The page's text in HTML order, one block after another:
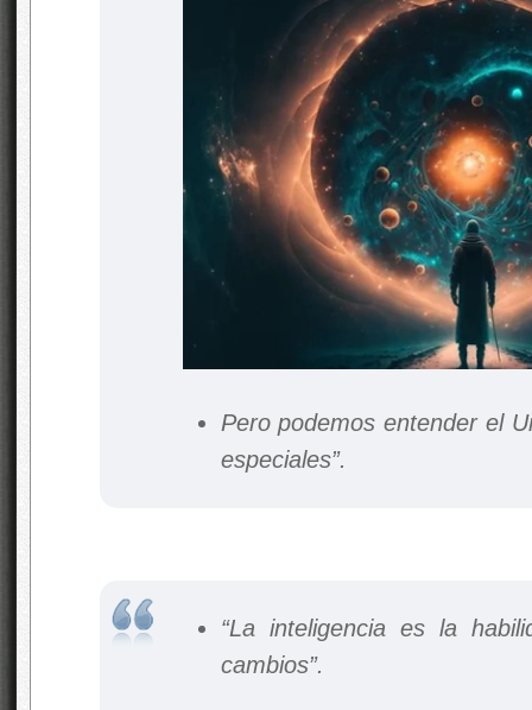
Pero podemos entender el
especiales”.
“La inteligencia es la
cambios”.